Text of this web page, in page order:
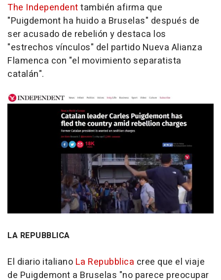
The Independenttambién afirma que
"Puigdemont ha huido a Bruselas" después de
ser acusado de rebelión y destaca los
"estrechos vínculos" del partido Nueva Alianza
Flamenca con "el movimiento separatista
catalán".
LA REPUBBLICA
El diario italiano La Repubblica cree que el viaje
de Puigdemont a Bruselas "no parece preocupar